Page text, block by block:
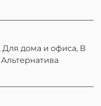
дома и офиса, В